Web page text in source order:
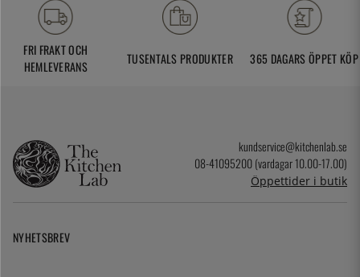
FRI FRAKT OCH
HEMLEVERANS
TUSENTALS PRODUKTER 365 DAGARS ÖPPET KÖP
kundservice@kitchenlab.se
08-41095200 (vardagar 10.00-17.00)
Öppettider i butik
NYHETSBREV